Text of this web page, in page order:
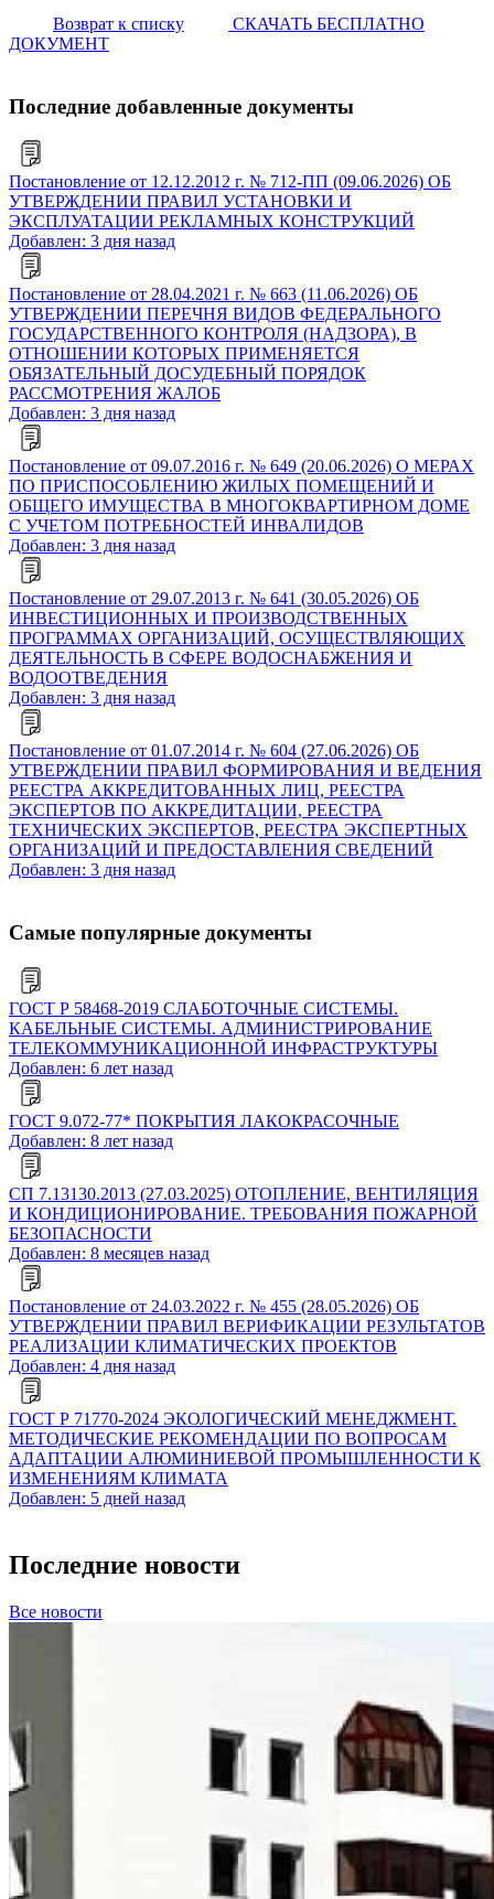
Возврат к списку
СКАЧАТЬ БЕСПЛАТНО
ДОКУМЕНТ
Последние добавленные документы
Постановление от 12.12.2012 г. № 712-ПП (09.06.2026) ОБ
УТВЕРЖДЕНИИ ПРАВИЛ УСТАНОВКИ И
ЭКСПЛУАТАЦИИ РЕКЛАМНЫХ КОНСТРУКЦИЙ
Добавлен: 3 дня назад
Постановление от 28.04.2021 г. № 663 (11.06.2026) ОБ
УТВЕРЖДЕНИИ ПЕРЕЧНЯ ВИДОВ ФЕДЕРАЛЬНОГО
ГОСУДАРСТВЕННОГО КОНТРОЛЯ (НАДЗОРА), В
ОТНОШЕНИИ КОТОРЫХ ПРИМЕНЯЕТСЯ
ОБЯЗАТЕЛЬНЫЙ ДОСУДЕБНЫЙ ПОРЯДОК
РАССМОТРЕНИЯ ЖАЛОБ
Добавлен: 3 дня назад
Постановление от 09.07.2016 г. № 649 (20.06.2026) О МЕРАХ
ПО ПРИСПОСОБЛЕНИЮ ЖИЛЫХ ПОМЕЩЕНИЙ И
ОБЩЕГО ИМУЩЕСТВА В МНОГОКВАРТИРНОМ ДОМЕ
С УЧЕТОМ ПОТРЕБНОСТЕЙ ИНВАЛИДОВ
Добавлен: 3 дня назад
Постановление от 29.07.2013 г. № 641 (30.05.2026) ОБ
ИНВЕСТИЦИОННЫХ И ПРОИЗВОДСТВЕННЫХ
ПРОГРАММАХ ОРГАНИЗАЦИЙ, ОСУЩЕСТВЛЯЮЩИХ
ДЕЯТЕЛЬНОСТЬ В СФЕРЕ ВОДОСНАБЖЕНИЯ И
ВОДООТВЕДЕНИЯ
Добавлен: 3 дня назад
Постановление от 01.07.2014 г. № 604 (27.06.2026) ОБ
УТВЕРЖДЕНИИ ПРАВИЛ ФОРМИРОВАНИЯ И ВЕДЕНИЯ
РЕЕСТРА АККРЕДИТОВАННЫХ ЛИЦ, РЕЕСТРА
ЭКСПЕРТОВ ПО АККРЕДИТАЦИИ, РЕЕСТРА
ТЕХНИЧЕСКИХ ЭКСПЕРТОВ, РЕЕСТРА ЭКСПЕРТНЫХ
ОРГАНИЗАЦИЙ И ПРЕДОСТАВЛЕНИЯ СВЕДЕНИЙ
Добавлен: 3 дня назад
Самые популярные документы
ГОСТ Р 58468-2019 СЛАБОТОЧНЫЕ СИСТЕМЫ.
КАБЕЛЬНЫЕ СИСТЕМЫ. АДМИНИСТРИРОВАНИЕ
ТЕЛЕКОММУНИКАЦИОННОЙ ИНФРАСТРУКТУРЫ
Добавлен: 6 лет назад
ГОСТ 9.072-77* ПОКРЫТИЯ ЛАКОКРАСОЧНЫЕ
Добавлен: 8 лет назад
СП 7.13130.2013 (27.03.2025) ОТОПЛЕНИЕ, ВЕНТИЛЯЦИЯ
И КОНДИЦИОНИРОВАНИЕ. ТРЕБОВАНИЯ ПОЖАРНОЙ
БЕЗОПАСНОСТИ
Добавлен: 8 месяцев назад
Постановление от 24.03.2022 г. № 455 (28.05.2026) ОБ
УТВЕРЖДЕНИИ ПРАВИЛ ВЕРИФИКАЦИИ РЕЗУЛЬТАТОВ
РЕАЛИЗАЦИИ КЛИМАТИЧЕСКИХ ПРОЕКТОВ
Добавлен: 4 дня назад
ГОСТ Р 71770-2024 ЭКОЛОГИЧЕСКИЙ МЕНЕДЖМЕНТ.
МЕТОДИЧЕСКИЕ РЕКОМЕНДАЦИИ ПО ВОПРОСАМ
АДАПТАЦИИ АЛЮМИНИЕВОЙ ПРОМЫШЛЕННОСТИ К
ИЗМЕНЕНИЯМ КЛИМАТА
Добавлен: 5 дней назад
Последние новости
Все новости